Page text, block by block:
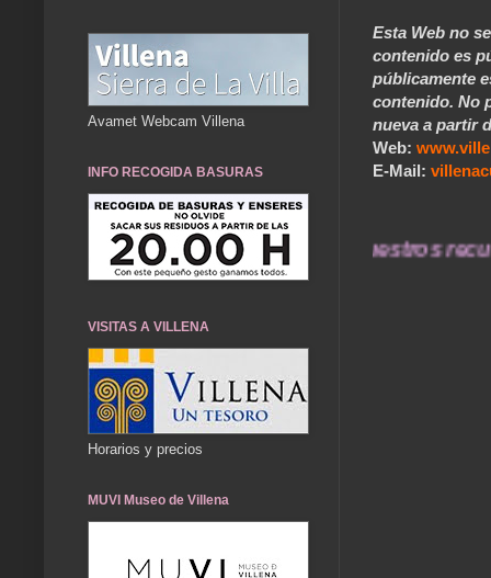
Esta Web no
contenido es
públicamente
contenido. No
nueva a partir
Web:
E-Mail:
... Nuestros recuerdos
Avamet Webcam Villena
INFO RECOGIDA BASURAS
VISITAS A VILLENA
Horarios y precios
MUVI Museo de Villena